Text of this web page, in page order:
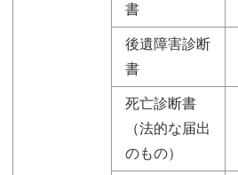
書
後遺障害診断
書
死亡診断書
（法的な届出
のもの）